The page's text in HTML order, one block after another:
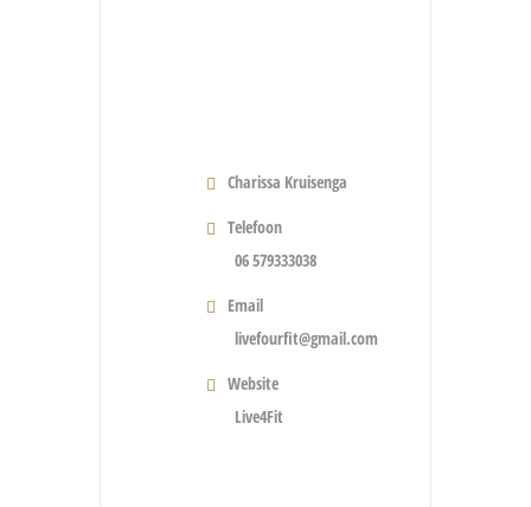
Charissa Kruisenga
Telefoon
06 579333038
Email
livefourfit@gmail.com
Website
Live4Fit